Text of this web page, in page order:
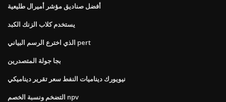
أفضل صناديق مؤشر أميرال طليعية
يستخدم كلاب الزنك الكبد
الذي اخترع الرسم البياني pert
بجا جولة المتصدرين
نيويورك ديناميات النفط سعر تقرير ديناميكي
التضخم ونسبة الخصم npv